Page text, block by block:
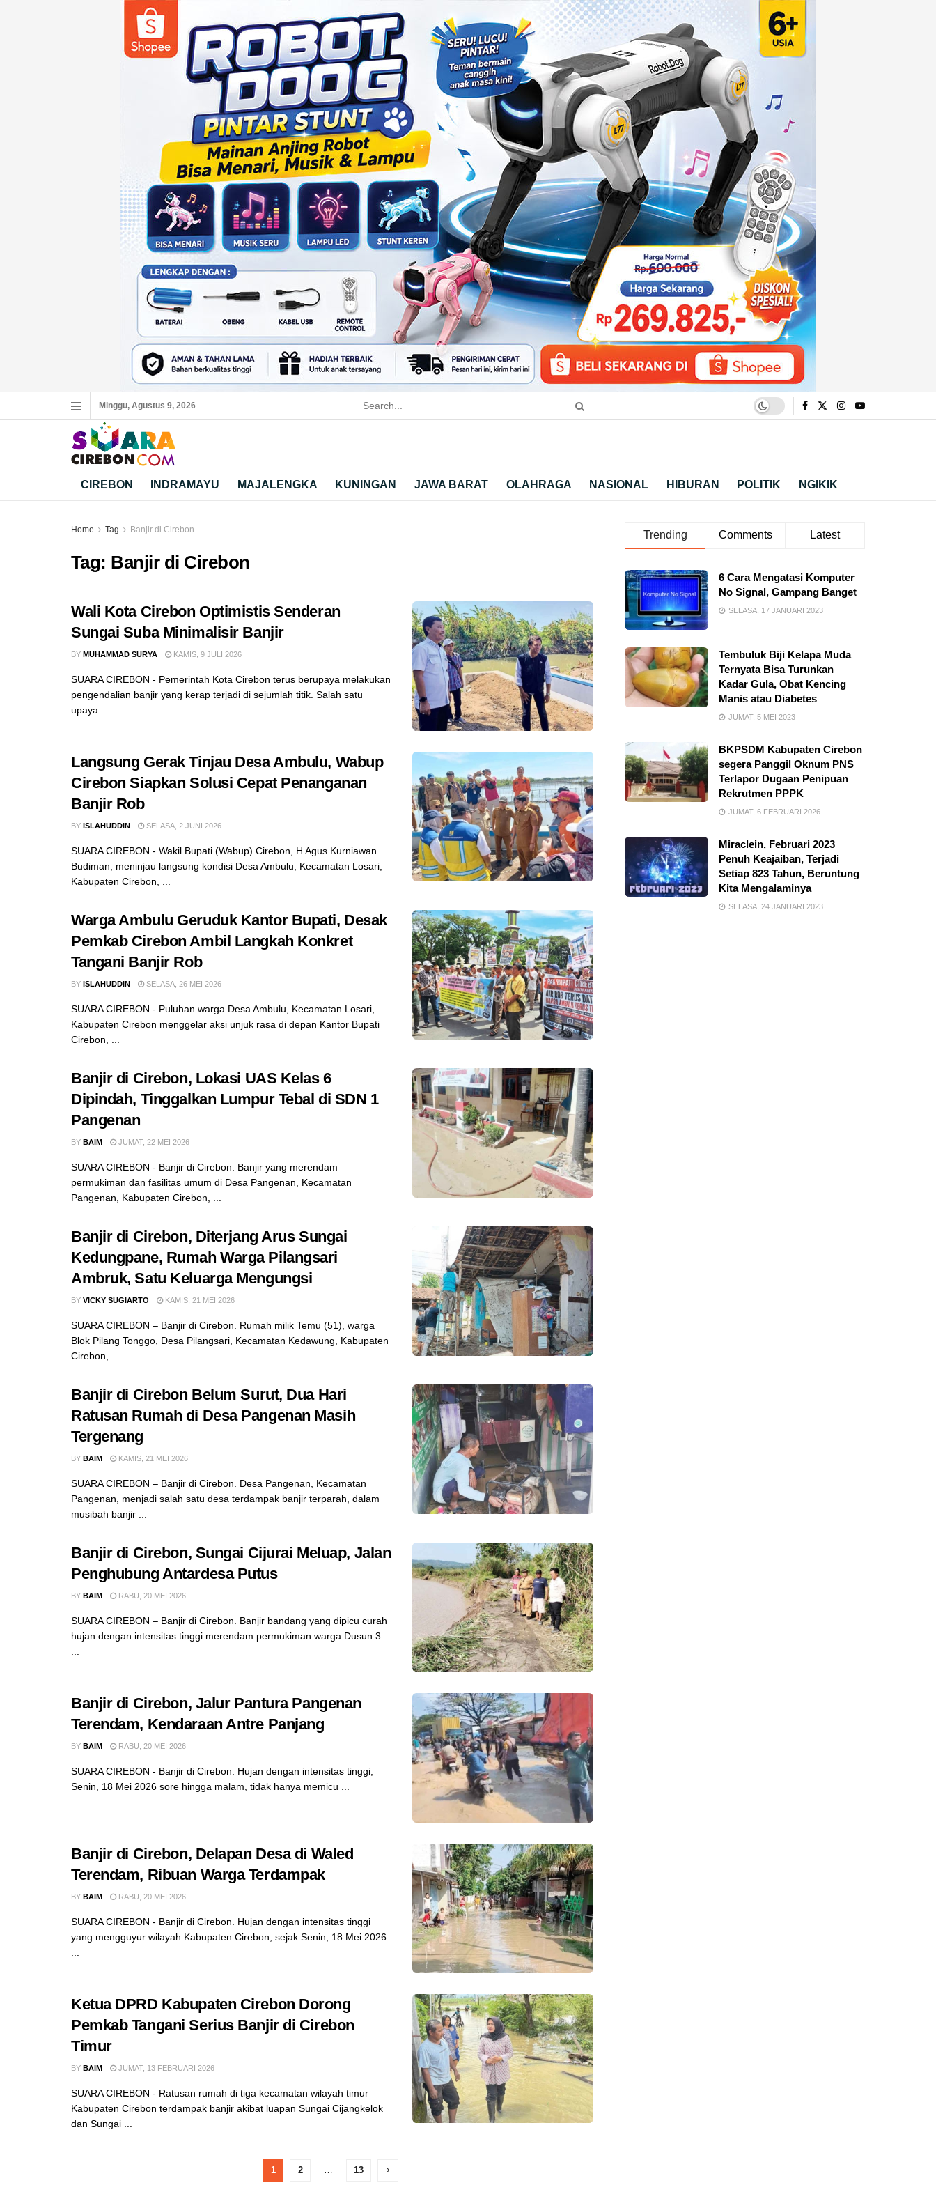
Minggu, Agustus 9, 2026
CIREBON INDRAMAYU MAJALENGKA KUNINGAN JAWA BARAT OLAHRAGA NASIONAL HIBURAN POLITIK NGIKIK
Home Tag Banjir di Cirebon
Tag: Banjir di Cirebon
Wali Kota Cirebon Optimistis Senderan
Sungai Suba Minimalisir Banjir
BY MUHAMMAD SURYA KAMIS, 9 JULI 2026
SUARA CIREBON - Pemerintah Kota Cirebon terus berupaya melakukan
pengendalian banjir yang kerap terjadi di sejumlah titik. Salah satu
upaya ...
Langsung Gerak Tinjau Desa Ambulu, Wabup
Cirebon Siapkan Solusi Cepat Penanganan
Banjir Rob
BY ISLAHUDDIN SELASA, 2 JUNI 2026
SUARA CIREBON - Wakil Bupati (Wabup) Cirebon, H Agus Kurniawan
Budiman, meninjau langsung kondisi Desa Ambulu, Kecamatan Losari,
Kabupaten Cirebon, ...
Warga Ambulu Geruduk Kantor Bupati, Desak
Pemkab Cirebon Ambil Langkah Konkret
Tangani Banjir Rob
BY ISLAHUDDIN SELASA, 26 MEI 2026
SUARA CIREBON - Puluhan warga Desa Ambulu, Kecamatan Losari,
Kabupaten Cirebon menggelar aksi unjuk rasa di depan Kantor Bupati
Cirebon, ...
Banjir di Cirebon, Lokasi UAS Kelas 6
Dipindah, Tinggalkan Lumpur Tebal di SDN 1
Pangenan
BY BAIM JUMAT, 22 MEI 2026
SUARA CIREBON - Banjir di Cirebon. Banjir yang merendam
permukiman dan fasilitas umum di Desa Pangenan, Kecamatan
Pangenan, Kabupaten Cirebon, ...
Banjir di Cirebon, Diterjang Arus Sungai
Kedungpane, Rumah Warga Pilangsari
Ambruk, Satu Keluarga Mengungsi
BY VICKY SUGIARTO KAMIS, 21 MEI 2026
SUARA CIREBON – Banjir di Cirebon. Rumah milik Temu (51), warga
Blok Pilang Tonggo, Desa Pilangsari, Kecamatan Kedawung, Kabupaten
Cirebon, ...
Banjir di Cirebon Belum Surut, Dua Hari
Ratusan Rumah di Desa Pangenan Masih
Tergenang
BY BAIM KAMIS, 21 MEI 2026
SUARA CIREBON – Banjir di Cirebon. Desa Pangenan, Kecamatan
Pangenan, menjadi salah satu desa terdampak banjir terparah, dalam
musibah banjir ...
Banjir di Cirebon, Sungai Cijurai Meluap, Jalan
Penghubung Antardesa Putus
BY BAIM RABU, 20 MEI 2026
SUARA CIREBON – Banjir di Cirebon. Banjir bandang yang dipicu curah
hujan dengan intensitas tinggi merendam permukiman warga Dusun 3
Banjir di Cirebon, Jalur Pantura Pangenan
Terendam, Kendaraan Antre Panjang
BY BAIM RABU, 20 MEI 2026
SUARA CIREBON - Banjir di Cirebon. Hujan dengan intensitas tinggi,
Senin, 18 Mei 2026 sore hingga malam, tidak hanya memicu ...
Banjir di Cirebon, Delapan Desa di Waled
Terendam, Ribuan Warga Terdampak
BY BAIM RABU, 20 MEI 2026
SUARA CIREBON - Banjir di Cirebon. Hujan dengan intensitas tinggi
yang mengguyur wilayah Kabupaten Cirebon, sejak Senin, 18 Mei 2026
Ketua DPRD Kabupaten Cirebon Dorong
Pemkab Tangani Serius Banjir di Cirebon
Timur
BY BAIM JUMAT, 13 FEBRUARI 2026
SUARA CIREBON - Ratusan rumah di tiga kecamatan wilayah timur
Kabupaten Cirebon terdampak banjir akibat luapan Sungai Cijangkelok
dan Sungai ...
1 2 13
Trending Comments Latest
6 Cara Mengatasi Komputer
No Signal, Gampang Banget
SELASA, 17 JANUARI 2023
Tembuluk Biji Kelapa Muda
Ternyata Bisa Turunkan
Kadar Gula, Obat Kencing
Manis atau Diabetes
JUMAT, 5 MEI 2023
BKPSDM Kabupaten Cirebon
segera Panggil Oknum PNS
Terlapor Dugaan Penipuan
Rekrutmen PPPK
JUMAT, 6 FEBRUARI 2026
Miraclein, Februari 2023
Penuh Keajaiban, Terjadi
Setiap 823 Tahun, Beruntung
Kita Mengalaminya
SELASA, 24 JANUARI 2023